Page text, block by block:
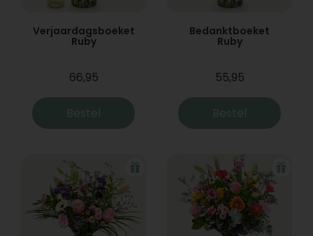
Verjaardagsboeket
Ruby
66,95
Bestel
Bedanktboeket
Ruby
55,95
Bestel